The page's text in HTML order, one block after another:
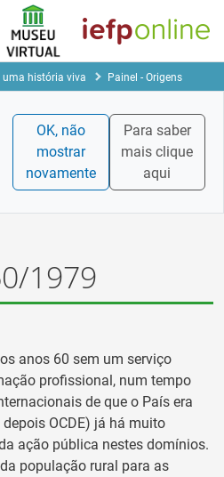
uma história viva Painel - Origens
OK, não
mostrar
novamente
Para saber
mais clique
aqui
1979
anos 60 sem um serviço
profissional, num tempo
de que o País era
depois OCDE) já há muito
ação pública nestes domínios.
população rural para as